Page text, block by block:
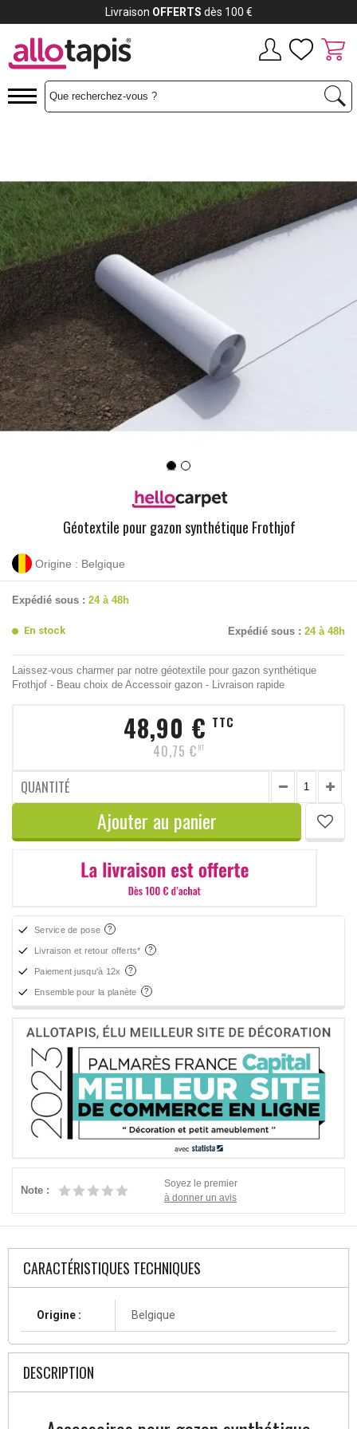
Géotextile pour gazon synthétique Frothjof
Origine : Belgique
Expédié sous : 24 à 48h
En stock Expédié sous : 24 à 48h
Laissez-vous charmer par notre géotextile pour gazon synthétique
Frothjof - Beau choix de Accessoir gazon - Livraison rapide
48,90 € TTC
40,75 € HT
QUANTITÉ
Ajouter au panier
Service de pose
Livraison et retour offerts*
Paiement jusqu'à 12x
Ensemble pour la planète
Note :
Soyez le premier
à donner un avis
CARACTÉRISTIQUES TECHNIQUES
Origine : Belgique
DESCRIPTION
Livraison OFFERTS dès 100 €